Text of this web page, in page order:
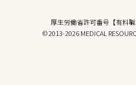
厚生労働省許可番号【有料
© 2013-2026 MEDICAL